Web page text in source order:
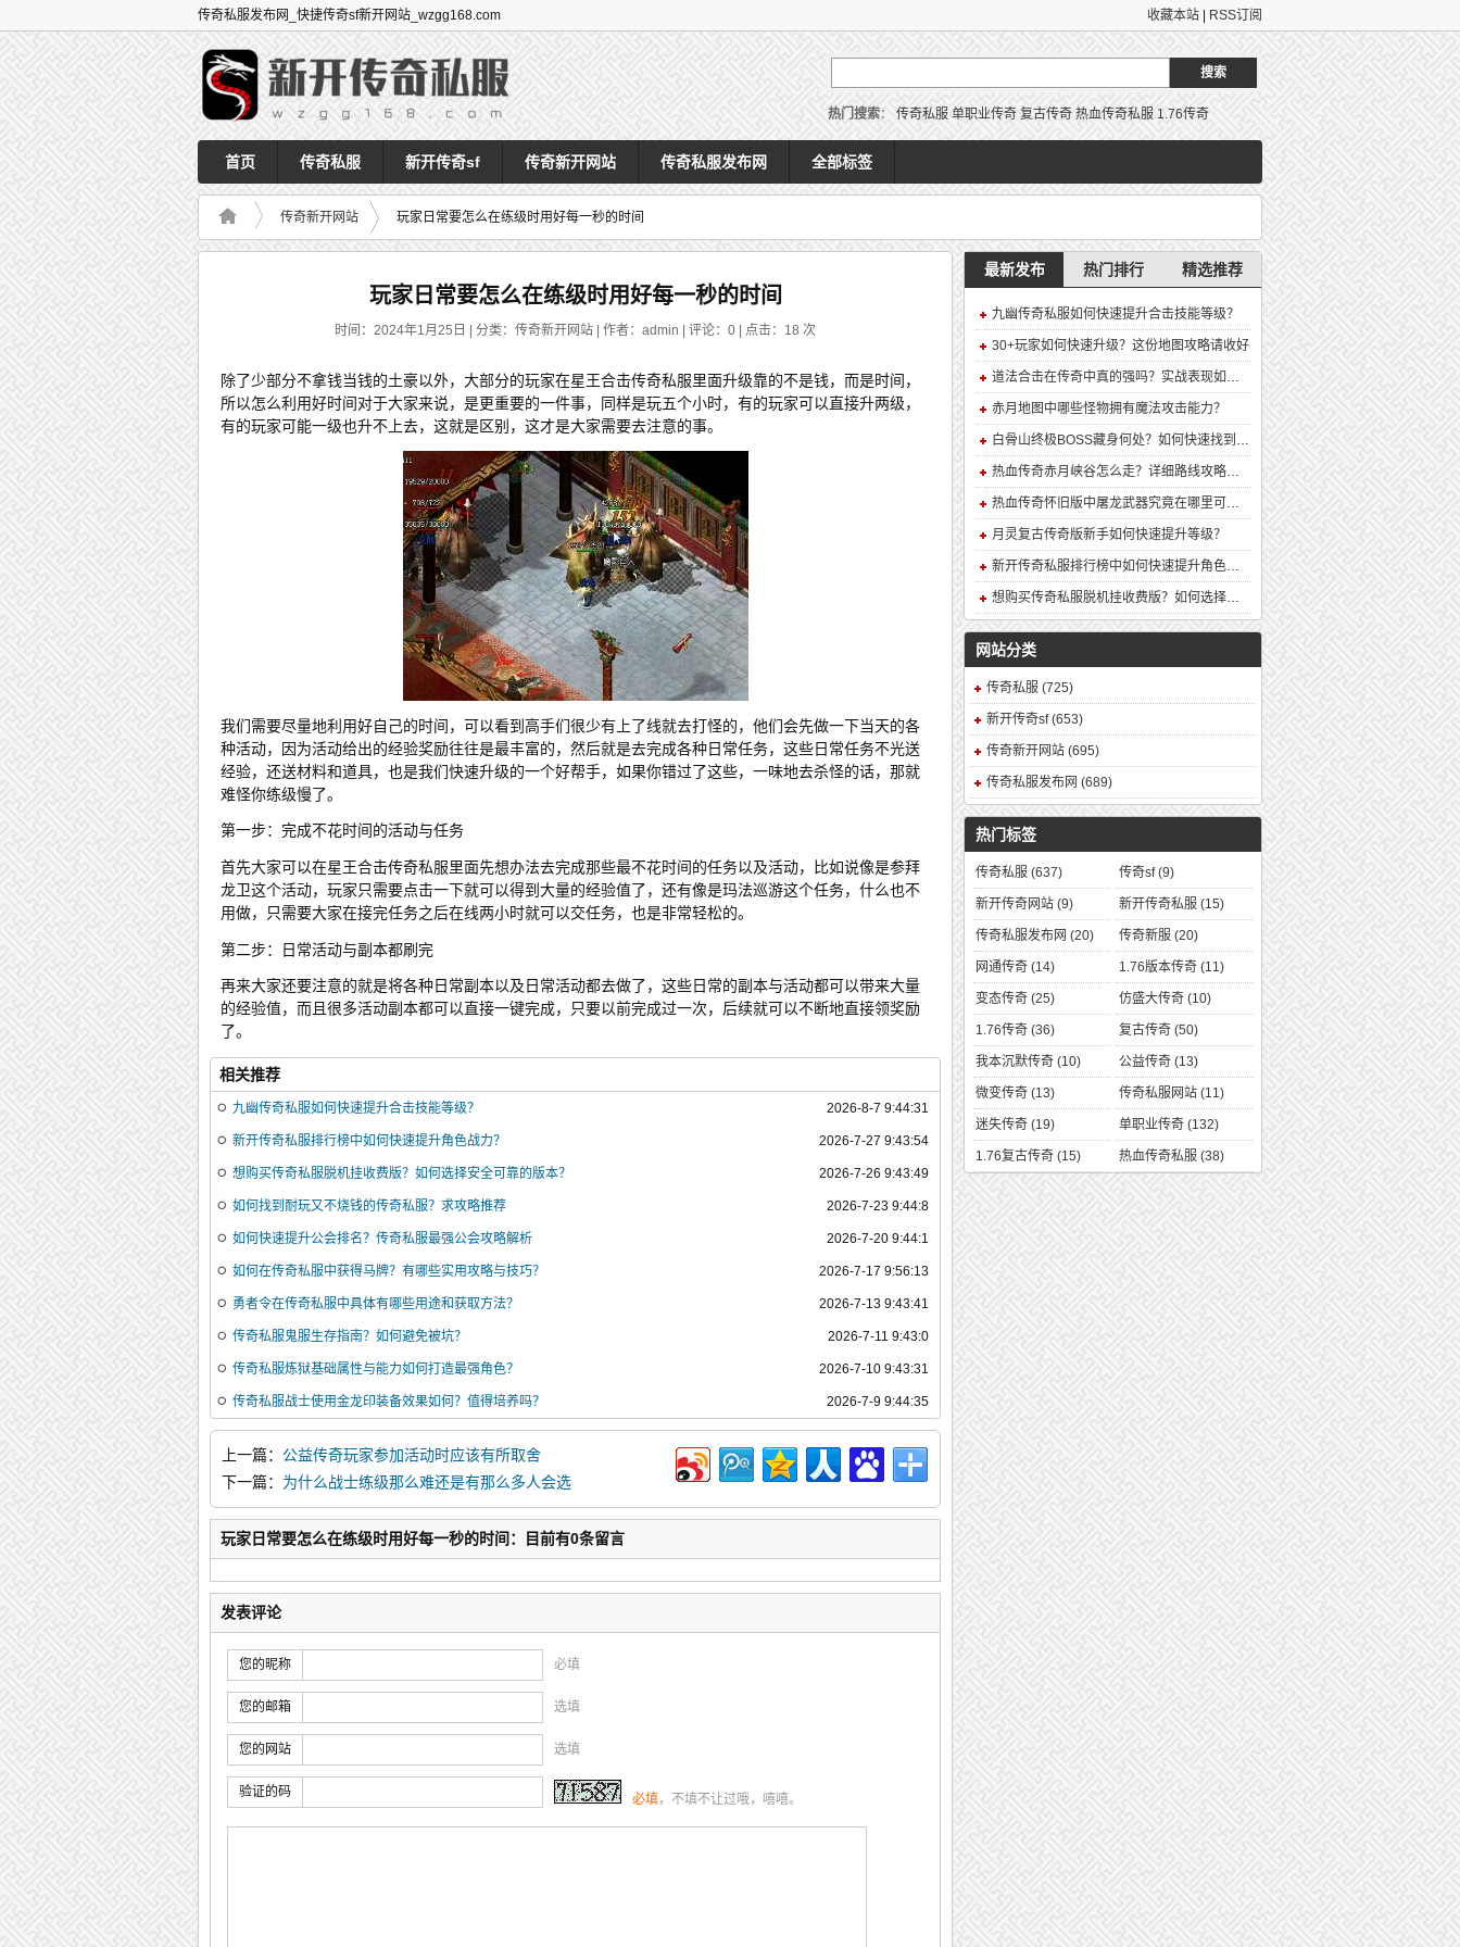
收藏本站 RSS订阅
传奇私服发布网_快捷传奇sf新开网站_wzgg168.com
热门搜索： 传奇私服 单职业传奇 复古传奇 热血传奇私服 1.76传奇
首页 传奇私服 新开传奇sf 传奇新开网站 传奇私服发布网 全部标签
传奇新开网站 玩家日常要怎么在练级时用好每一秒的时间
玩家日常要怎么在练级时用好每一秒的时间
时间：2024年1月25日 | 分类：传奇新开网站 | 作者：admin | 评论：0 | 点击： 18 次
除了少部分不拿钱当钱的土豪以外，大部分的玩家在星王合击传奇私服里面升级靠的不是钱，而是时间，
所以怎么利用好时间对于大家来说，是更重要的一件事，同样是玩五个小时，有的玩家可以直接升两级，
有的玩家可能一级也升不上去，这就是区别，这才是大家需要去注意的事。
我们需要尽量地利用好自己的时间，可以看到高手们很少有上了线就去打怪的，他们会先做一下当天的各
种活动，因为活动给出的经验奖励往往是最丰富的，然后就是去完成各种日常任务，这些日常任务不光送
经验，还送材料和道具，也是我们快速升级的一个好帮手，如果你错过了这些，一味地去杀怪的话，那就
难怪你练级慢了。
第一步：完成不花时间的活动与任务
首先大家可以在星王合击传奇私服里面先想办法去完成那些最不花时间的任务以及活动，比如说像是参拜
龙卫这个活动，玩家只需要点击一下就可以得到大量的经验值了，还有像是玛法巡游这个任务，什么也不
用做，只需要大家在接完任务之后在线两小时就可以交任务，也是非常轻松的。
第二步：日常活动与副本都刷完
再来大家还要注意的就是将各种日常副本以及日常活动都去做了，这些日常的副本与活动都可以带来大量
的经验值，而且很多活动副本都可以直接一键完成，只要以前完成过一次，后续就可以不断地直接领奖励
了。
相关推荐
2026-8-7 9:44:31
九幽传奇私服如何快速提升合击技能等级？
2026-7-27 9:43:54
新开传奇私服排行榜中如何快速提升角色战力？
2026-7-26 9:43:49
想购买传奇私服脱机挂收费版？如何选择安全可靠的版本？
2026-7-23 9:44:8
如何找到耐玩又不烧钱的传奇私服？求攻略推荐
2026-7-20 9:44:1
如何快速提升公会排名？传奇私服最强公会攻略解析
2026-7-17 9:56:13
如何在传奇私服中获得马牌？有哪些实用攻略与技巧？
2026-7-13 9:43:41
勇者令在传奇私服中具体有哪些用途和获取方法？
2026-7-11 9:43:0
传奇私服鬼服生存指南？如何避免被坑？
2026-7-10 9:43:31
传奇私服炼狱基础属性与能力如何打造最强角色？
2026-7-9 9:44:35
传奇私服战士使用金龙印装备效果如何？值得培养吗？
上一篇： 公益传奇玩家参加活动时应该有所取舍
下一篇： 为什么战士练级那么难还是有那么多人会选
玩家日常要怎么在练级时用好每一秒的时间：目前有0条留言
发表评论
您的昵称 必填
您的邮箱 选填
您的网站 选填
验证的码 必填，不填不让过哦，嘻嘻。
最新发布 热门排行 精选推荐
九幽传奇私服如何快速提升合击技能等级？
30+玩家如何快速升级？这份地图攻略请收好
道法合击在传奇中真的强吗？实战表现如何？
赤月地图中哪些怪物拥有魔法攻击能力？
白骨山终极BOSS藏身何处？如何快速找到并击败它？
热血传奇赤月峡谷怎么走？详细路线攻略解析
热血传奇怀旧版中屠龙武器究竟在哪里可以合成？
月灵复古传奇版新手如何快速提升等级？
新开传奇私服排行榜中如何快速提升角色战力？
想购买传奇私服脱机挂收费版？如何选择安全可靠的版本？
网站分类
传奇私服 (725)
新开传奇sf(653)
传奇新开网站 (695)
传奇私服发布网 (689)
热门标签
传奇私服 (637) 传奇sf(9)
新开传奇网站 (9) 新开传奇私服(15)
传奇私服发布网 (20) 传奇新服(20)
网通传奇 (14) 1.76版本传奇(11)
变态传奇 (25) 仿盛大传奇(10)
1.76传奇 (36) 复古传奇(50)
我本沉默传奇 (10) 公益传奇(13)
微变传奇 (13) 传奇私服网站(11)
迷失传奇 (19) 单职业传奇(132)
1.76复古传奇 (15) 热血传奇私服(38)